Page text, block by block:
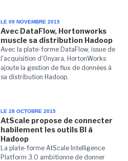
LE 09 NOVEMBRE 2015
Avec DataFlow, Hortonworks
muscle sa distribution Hadoop
Avec la plate-forme DataFlow, issue de
l'acquisition d'Onyara, HortonWorks
ajoute la gestion de flux de données à
sa distribution Hadoop.
LE 28 OCTOBRE 2015
AtScale propose de connecter
habilement les outils BI à
Hadoop
La plate-forme AtScale Intelligence
Platform 3.0 ambitionne de donner